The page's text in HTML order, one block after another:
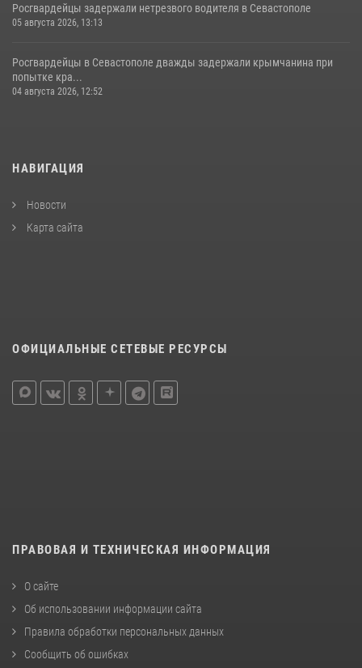
Росгвардейцы задержали нетрезвого водителя в Севастополе
05 августа 2026, 13:13
Росгвардейцы в Севастополе дважды задержали крымчанина при
попытке кра...
04 августа 2026, 12:52
НАВИГАЦИЯ
Новости
Карта сайта
ОФИЦИАЛЬНЫЕ СЕТЕВЫЕ РЕСУРСЫ
ПРАВОВАЯ И ТЕХНИЧЕСКАЯ ИНФОРМАЦИЯ
О сайте
Об использовании информации сайта
Правила обработки персональных данных
Сообщить об ошибках